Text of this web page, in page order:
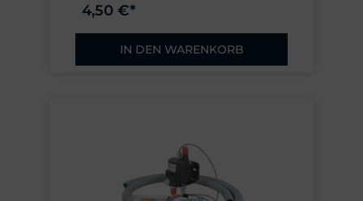
4,50 €*
IN DEN WARENKORB